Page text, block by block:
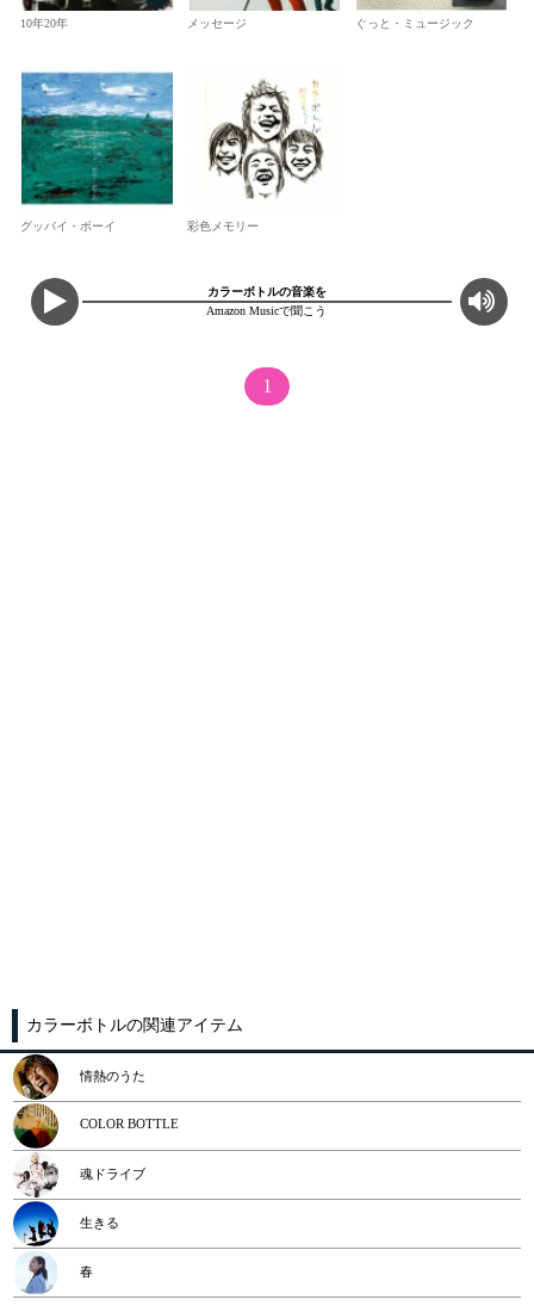
10年20年 メッセージ ぐっと・ミュージック
グッバイ・ボーイ 彩色メモリー
カラーボトルの音楽を
Amazon Musicで聞こう
1
カラーボトルの関連アイテム
情熱のうた
COLOR BOTTLE
魂ドライブ
生きる
春